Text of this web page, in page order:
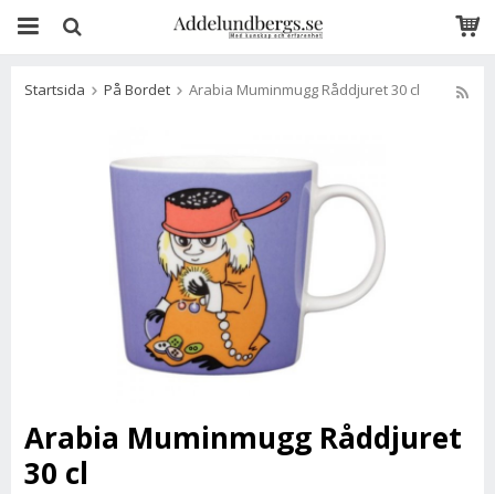
Startsida På Bordet Arabia Muminmugg Råddjuret 30 cl
Arabia Muminmugg Råddjuret
30 cl